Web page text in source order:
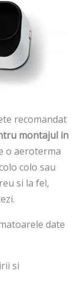
recomandat
montajul in
o aeroterma
colo sau
si la fel,
date
si